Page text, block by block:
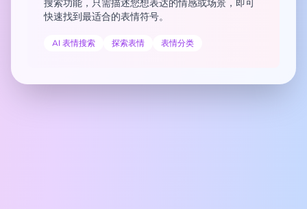
搜索功能，只需描述您想表达的情感或场景，即可
快速找到最适合的表情符号。
AI 表情搜索 探索表情 表情分类